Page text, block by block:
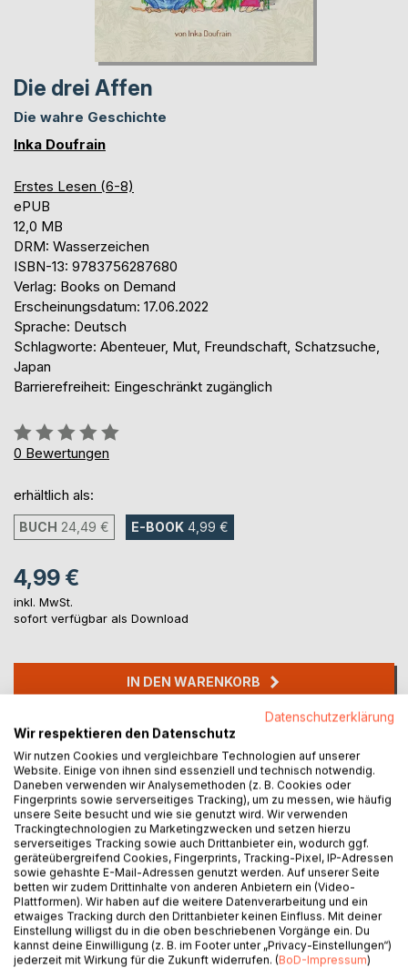
Die drei Affen
Die wahre Geschichte
Inka Doufrain
Erstes Lesen (6-8)
ePUB
12,0 MB
DRM: Wasserzeichen
ISBN-13: 9783756287680
Verlag: Books on Demand
Erscheinungsdatum: 17.06.2022
Sprache: Deutsch
Schlagworte: Abenteuer, Mut, Freundschaft, Schatzsuche,
Japan
Barrierefreiheit: Eingeschränkt zugänglich
Bewertung::
0%
0 Bewertungen
erhältlich als:
BUCH 24,49 € E-BOOK 4,99 €
4,99 €
inkl. MwSt.
sofort verfügbar als Download
IN DEN WARENKORB
Auf die Merkliste
Titel bewerten
BESCHREIBUNG
Die wahre Geschichte über Die drei Affen
Datenschutzerklärung
Wir respektieren den Datenschutz
Wir nutzen Cookies und vergleichbare Technologien auf unserer
Website. Einige von ihnen sind essenziell und technisch notwendig.
Daneben verwenden wir Analysemethoden (z. B. Cookies oder
Fingerprints sowie serverseitiges Tracking), um zu messen, wie häufig
unsere Seite besucht und wie sie genutzt wird. Wir verwenden
Trackingtechnologien zu Marketingzwecken und setzen hierzu
serverseitiges Tracking sowie auch Drittanbieter ein, wodurch ggf.
geräteübergreifend Cookies, Fingerprints, Tracking-Pixel, IP-Adressen
sowie gehashte E-Mail-Adressen genutzt werden. Auf unserer Seite
betten wir zudem Drittinhalte von anderen Anbietern ein (Video-
Plattformen). Wir haben auf die weitere Datenverarbeitung und ein
etwaiges Tracking durch den Drittanbieter keinen Einfluss. Mit deiner
Einstellung willigst du in die oben beschriebenen Vorgänge ein. Du
kannst deine Einwilligung (z. B. im Footer unter „Privacy-Einstellungen“)
jederzeit mit Wirkung für die Zukunft widerrufen. (BoD-Impressum)